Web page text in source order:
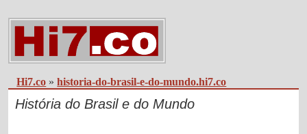
Hi7.co »historia-do-brasil-e-do-mundo.hi7.co
História do Brasil e do Mundo